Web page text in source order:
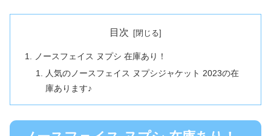
目次
ノースフェイス ヌプシ 在庫あり！
人気のノースフェイス ヌプシジャケット 2023の在
庫あります♪